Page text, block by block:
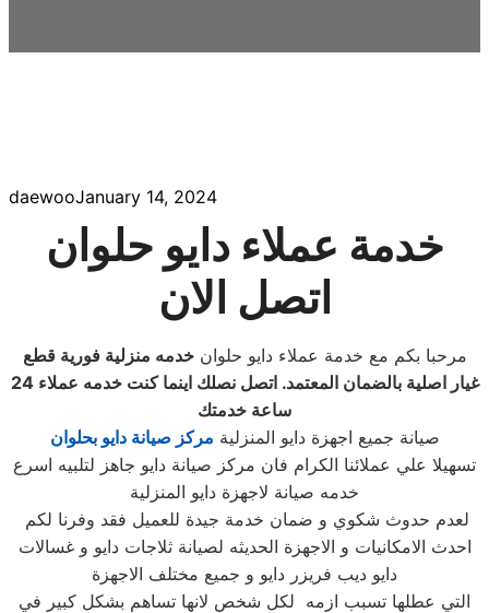
daewooJanuary 14, 2024
خدمة عملاء دايو حلوان
اتصل الان
مرحبا بكم مع خدمة عملاء دايو حلوانخدمه منزلية فورية قطع
غيار اصلية بالضمان المعتمد. اتصل نصلك اينما كنت خدمه عملاء 24
ساعة خدمتك
صيانة جميع اجهزة دايو المنزلية مركز صيانة دايو بحلوان
تسهيلا علي عملائنا الكرام فان مركز صيانة دايو جاهز لتلبيه اسرع
خدمه صيانة لاجهزة دايو المنزلية
احدث الامكانيات و الاجهزة الحديثه لصيانة ثلاجات دايو و غسالات
دايو ديب فريزر دايو و جميع مختلف الاجهزة
التي عطلها تسبب ازمه لكل شخص لانها تساهم بشكل كبير في